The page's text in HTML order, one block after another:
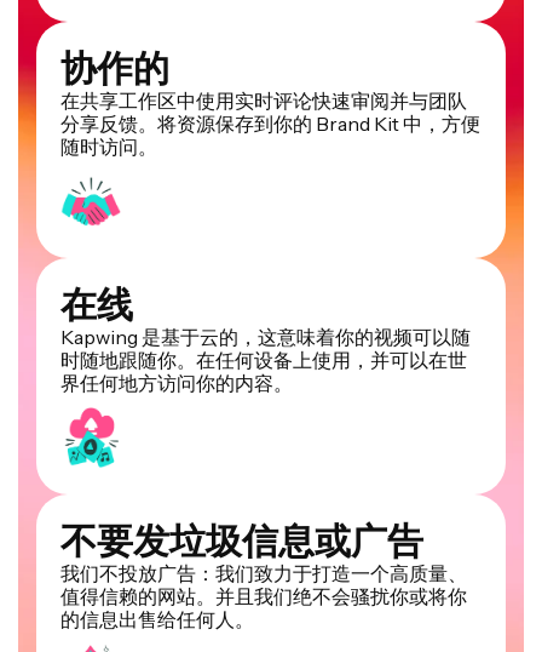
协作的
在共享工作区中使用实时评论快速审阅并与团队
分享反馈。将资源保存到你的 Brand Kit 中，方便
随时访问。
在线
Kapwing 是基于云的，这意味着你的视频可以随
时随地跟随你。在任何设备上使用，并可以在世
界任何地方访问你的内容。
不要发垃圾信息或广告
我们不投放广告：我们致力于打造一个高质量、
值得信赖的网站。并且我们绝不会骚扰你或将你
的信息出售给任何人。